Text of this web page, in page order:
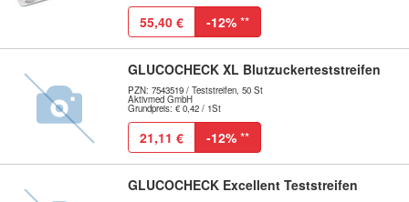
55,40 € -12% **
GLUCOCHECK XL Blutzuckerteststreifen
PZN: 7543519 / Teststreifen, 50 St
Aktivmed GmbH
Grundpreis: € 0,42 / 1St
21,11 € -12% **
GLUCOCHECK Excellent Teststreifen